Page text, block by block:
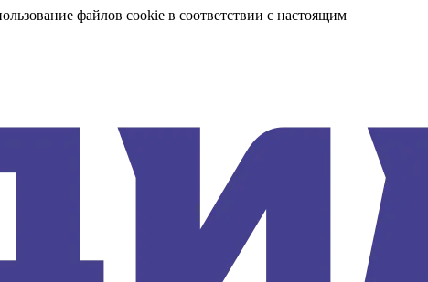
файлов cookie в соответствии с настоящим